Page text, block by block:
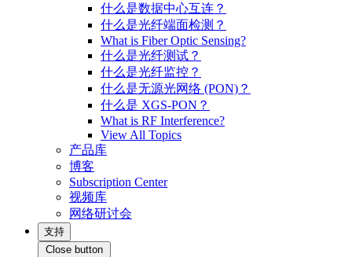
什么是数据中心互连？
什么是光纤端面检测？
What is Fiber Optic Sensing?
什么是光纤测试？
什么是光纤监控？
什么是无源光网络 (PON)？
什么是 XGS-PON？
What is RF Interference?
View All Topics
产品库
博客
Subscription Center
视频库
网络研讨会
支持
Close button